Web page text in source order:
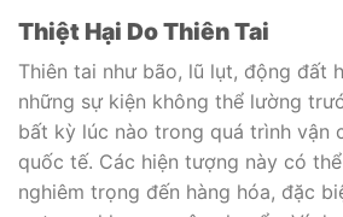
Thiệt Hại Do Thiên Tai
Thiên tai như bão, lũ lụt, động đất
những sự kiện không thể lường
bất kỳ lúc nào trong quá trình vận
quốc tế. Các hiện tượng này có
nghiêm trọng đến hàng hóa, đặc